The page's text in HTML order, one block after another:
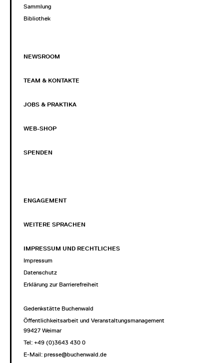
Sammlung
Bibliothek
NEWSROOM
TEAM & KONTAKTE
JOBS & PRAKTIKA
WEB-SHOP
SPENDEN
ENGAGEMENT
WEITERE SPRACHEN
IMPRESSUM UND RECHTLICHES
Impressum
Datenschutz
Erklärung zur Barrierefreiheit
Gedenkstätte Buchenwald
Öffentlichkeitsarbeit und Veranstaltungsmanagement
99427 Weimar
Tel: +49 (0)3643 430 0
E-Mail: presse@buchenwald.de